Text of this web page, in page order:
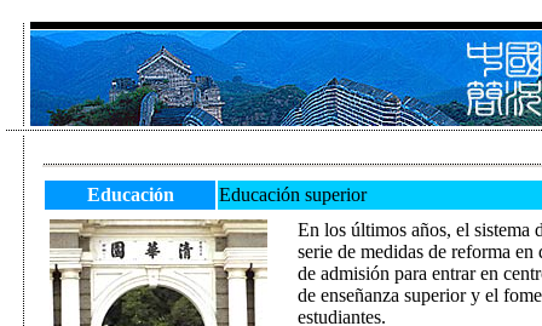
Educación
Educación superior
En los últimos años, el sistema
serie de medidas de reforma en
de admisión para entrar en
de enseñanza superior y el
estudiantes.